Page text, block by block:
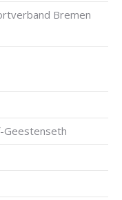
Bremen
Geestenseth